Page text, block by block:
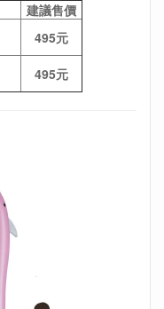
建議售價
495元
495元